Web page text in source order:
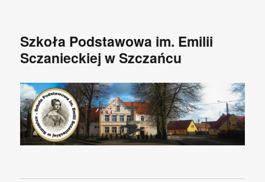
Szkoła Podstawowa im. Emilii
Sczanieckiej w Szczańcu